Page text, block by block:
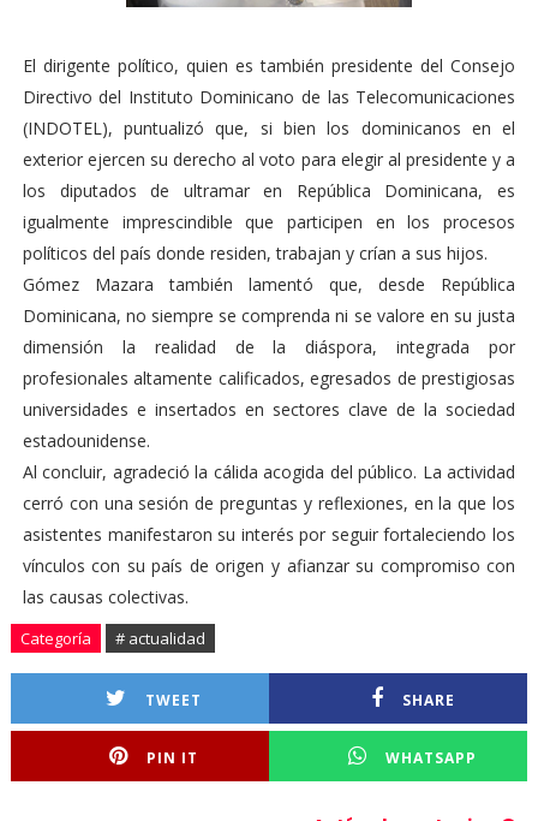
El dirigente político, quien es también presidente del Consejo
Directivo del Instituto Dominicano de las Telecomunicaciones
(INDOTEL), puntualizó que, si bien los dominicanos en el
exterior ejercen su derecho al voto para elegir al presidente y a
los diputados de ultramar en República Dominicana, es
igualmente imprescindible que participen en los procesos
políticos del país donde residen, trabajan y crían a sus hijos.
Gómez Mazara también lamentó que, desde República
Dominicana, no siempre se comprenda ni se valore en su justa
dimensión la realidad de la diáspora, integrada por
profesionales altamente calificados, egresados de prestigiosas
universidades e insertados en sectores clave de la sociedad
estadounidense.
Al concluir, agradeció la cálida acogida del público. La actividad
cerró con una sesión de preguntas y reflexiones, en la que los
asistentes manifestaron su interés por seguir fortaleciendo los
vínculos con su país de origen y afianzar su compromiso con
las causas colectivas.
Categoría # actualidad
TWEET SHARE
PIN IT WHATSAPP